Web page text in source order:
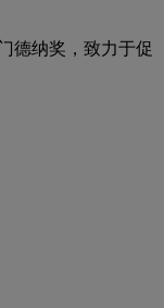
德纳奖，致力于促